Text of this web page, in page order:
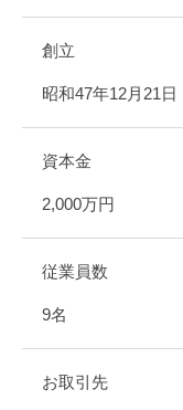
創立
昭和47年12月21日
資本金
2,000万円
従業員数
9名
お取引先